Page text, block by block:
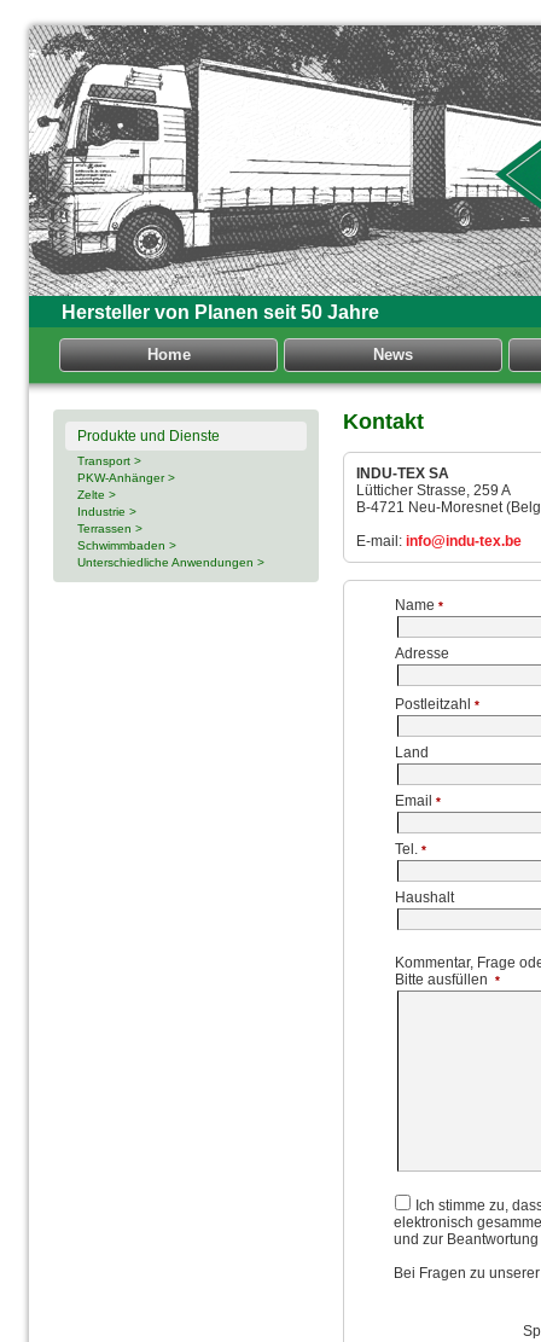
Hersteller von Planen seit 50 Jahre
Home News
Produkte und Dienste
Transport >
PKW-Anhänger >
Zelte >
Industrie >
Terrassen >
Schwimmbaden >
Unterschiedliche Anwendungen >
Kontakt
INDU-TEX SA
Lütticher Strasse, 259 A
B-4721 Neu-Moresnet
E-mail: info@indu-tex.be
Name *
Adresse
Postleitzahl *
Land
Email *
Tel. *
Haushalt
Kommentar, Frage
Bitte ausfüllen
*
Ich stimme zu,
elektronisch
und zur
Bei Fragen zu